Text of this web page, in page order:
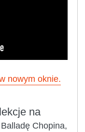
nowym oknie.
na
Chopina,